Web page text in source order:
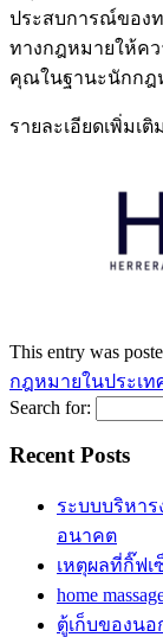
ประสบการณ์ของ
ทางกฎหมายให้ค
คุณในฐานะนักกฎ
รายละเอียดเพิ่มเติ
This entry was
กฎหมายในประเท
Search for:
Recent Posts
ระบบบริหา
อนาคต
เหตุผลที่กิ๊ฟ
home
ตู้เก็บของน